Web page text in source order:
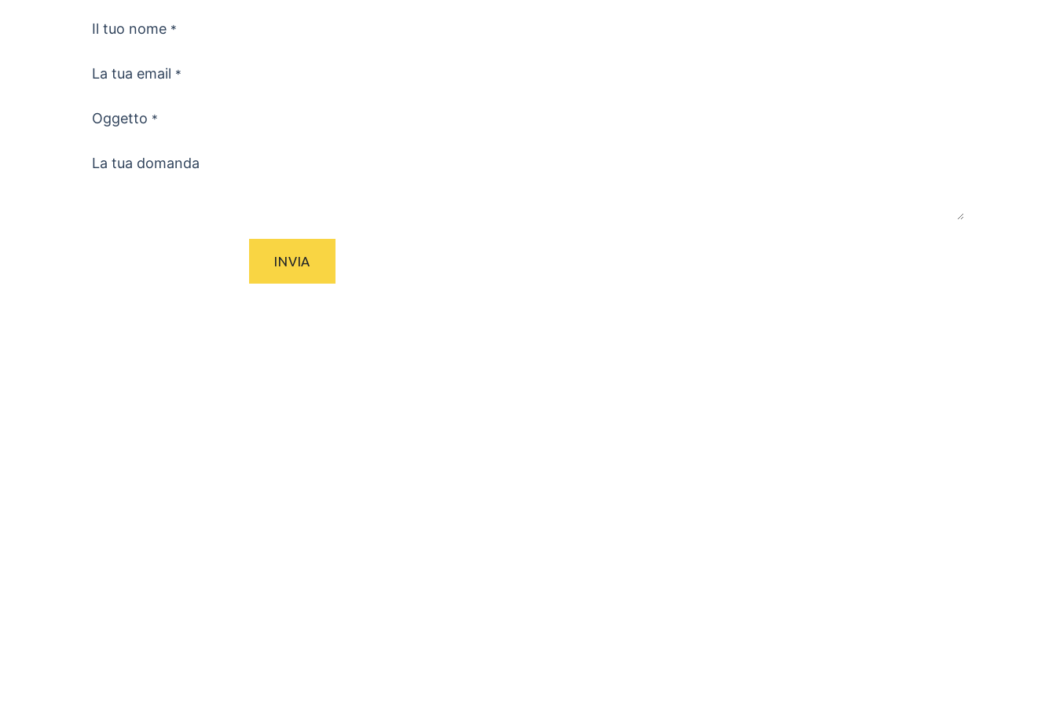
Il tuo nome *
La tua email *
Oggetto *
La tua domanda
INVIA